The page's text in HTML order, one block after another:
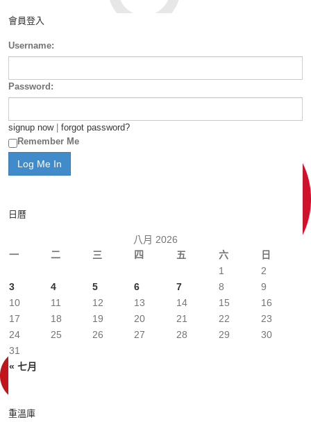
會員登入
Username:
Password:
signup now| forgot password?
Remember Me
日曆
八月 2026
一
二 三 四 五 六 日
« 七月
1
2
3
4 5 6 7 8
9
10
11 12 13 14 15
16
17
18 19 20 21 22
23
24
25 26 27 28 29
30
31
重溫庫